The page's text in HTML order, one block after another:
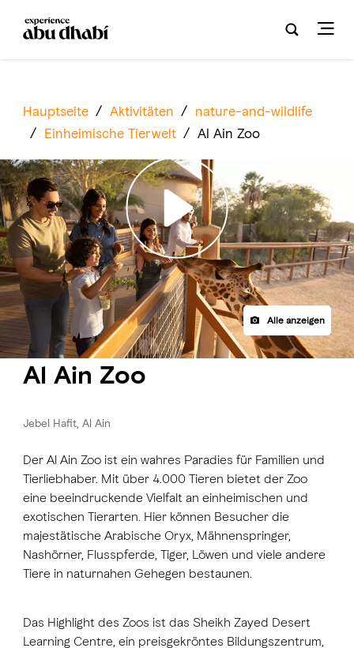
Hauptseite / Aktivitäten / nature-and-wildlife
/ Einheimische Tierwelt / Al Ain Zoo
Play
Alle anzeigen
Al Ain Zoo
Jebel Hafit, Al Ain
Der Al Ain Zoo ist ein wahres Paradies für Familien und
Tierliebhaber. Mit über 4.000 Tieren bietet der Zoo
eine beeindruckende Vielfalt an einheimischen und
exotischen Tierarten. Hier können Besucher die
majestätische Arabische Oryx, Mähnenspringer,
Nashörner, Flusspferde, Tiger, Löwen und viele andere
Tiere in naturnahen Gehegen bestaunen.
Das Highlight des Zoos ist das Sheikh Zayed Desert
Learning Centre, ein preisgekröntes Bildungszentrum,